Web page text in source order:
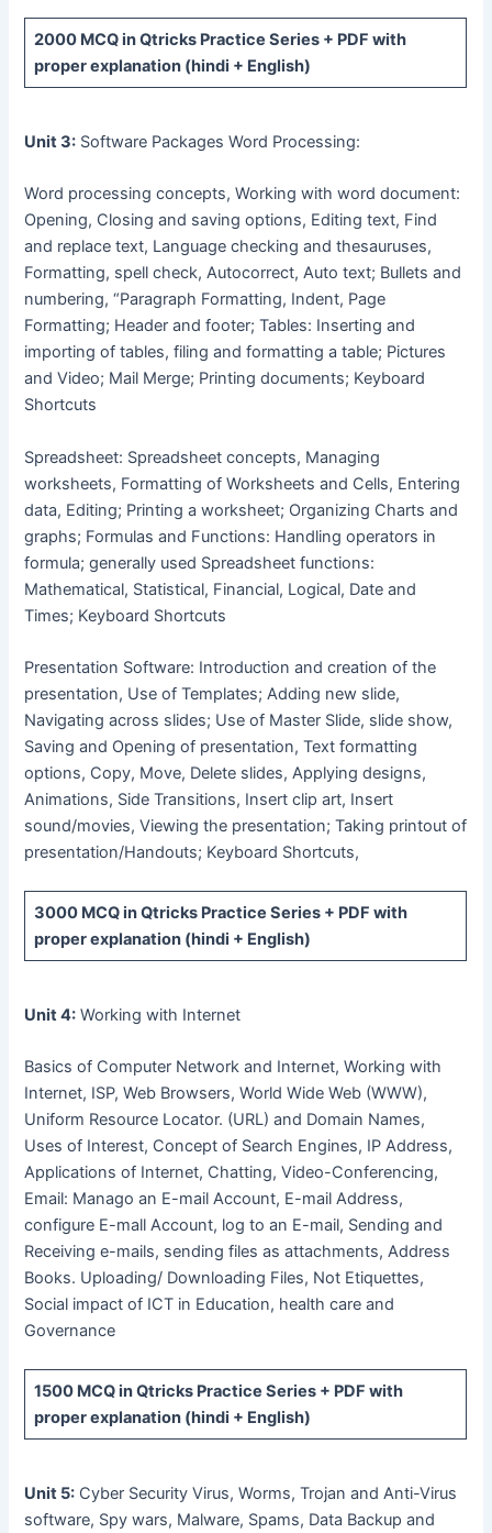
2000 MCQin Qtricks Practice Series + PDF with
proper explanation (hindi + English)
Unit 3: Software Packages Word Processing:
Word processing concepts, Working with word document:
Opening, Closing and saving options, Editing text, Find
and replace text, Language checking and thesauruses,
Formatting, spell check, Autocorrect, Auto text; Bullets and
numbering, “Paragraph Formatting, Indent, Page
Formatting; Header and footer; Tables: Inserting and
importing of tables, filing and formatting a table; Pictures
and Video; Mail Merge; Printing documents; Keyboard
Shortcuts
Spreadsheet: Spreadsheet concepts, Managing
worksheets, Formatting of Worksheets and Cells, Entering
data, Editing; Printing a worksheet; Organizing Charts and
graphs; Formulas and Functions: Handling operators in
formula; generally used Spreadsheet functions:
Mathematical, Statistical, Financial, Logical, Date and
Times; Keyboard Shortcuts
Presentation Software: Introduction and creation of the
presentation, Use of Templates; Adding new slide,
Navigating across slides; Use of Master Slide, slide show,
Saving and Opening of presentation, Text formatting
options, Copy, Move, Delete slides, Applying designs,
Animations, Side Transitions, Insert clip art, Insert
sound/movies, Viewing the presentation; Taking printout of
presentation/Handouts; Keyboard Shortcuts,
3000 MCQin Qtricks Practice Series + PDF with
proper explanation (hindi + English)
Unit 4: Working with Internet
Basics of Computer Network and Internet, Working with
Internet, ISP, Web Browsers, World Wide Web (WWW),
Uniform Resource Locator. (URL) and Domain Names,
Uses of Interest, Concept of Search Engines, IP Address,
Applications of Internet, Chatting, Video-Conferencing,
Email: Manago an E-mail Account, E-mail Address,
configure E-mall Account, log to an E-mail, Sending and
Receiving e-mails, sending files as attachments, Address
Books. Uploading/ Downloading Files, Not Etiquettes,
Social impact of ICT in Education, health care and
Governance
1500 MCQin Qtricks Practice Series + PDF with
proper explanation (hindi + English)
Unit 5: Cyber Security Virus, Worms, Trojan and Anti-Virus
software, Spy wars, Malware, Spams, Data Backup and